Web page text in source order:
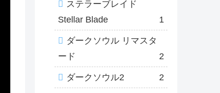
ステラーブレイド
Stellar Blade
1
ダークソウル リマスタ
ード
2
ダークソウル2 2